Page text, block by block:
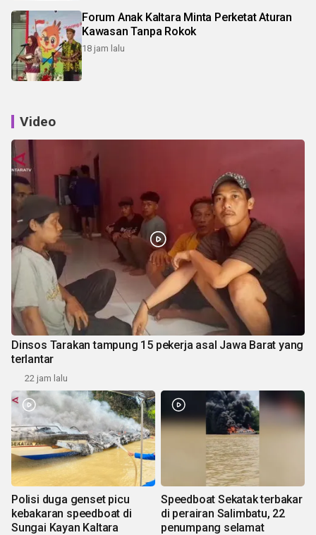
Forum Anak Kaltara Minta Perketat Aturan
Kawasan Tanpa Rokok
18 jam lalu
Video
Dinsos Tarakan tampung 15 pekerja asal Jawa Barat yang
terlantar
22 jam lalu
Polisi duga genset picu
kebakaran speedboat di
Sungai Kayan Kaltara
Speedboat Sekatak terbakar
di perairan Salimbatu, 22
penumpang selamat